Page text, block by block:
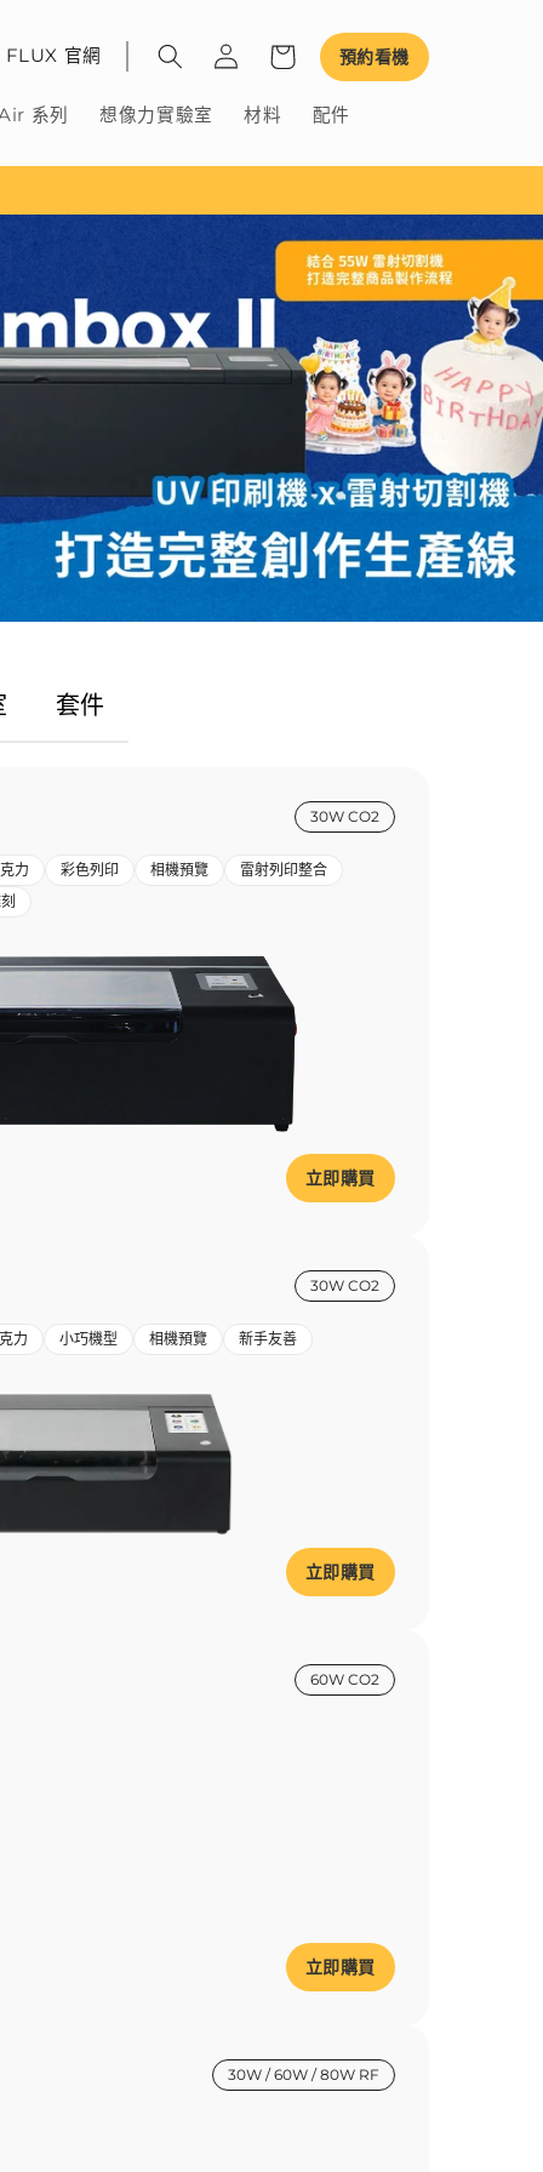
系列 想像力實驗室 材料 配件
FLUX 官網 預約看機
套件
30W CO2
力 彩色列印 相機預覽
雷射列印整合
立即購買
30W CO2
力 小巧機型 相機預覽 新手友善
立即購買
60W CO2
立即購買
30W / 60W / 80W RF